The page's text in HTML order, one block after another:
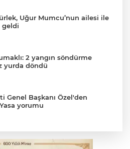
Uğur Mumcu’nun ailesi ile
geldi
2 yangın söndürme
yurda döndü
Genel Başkanı Özel'den
yorumu
altın fiyatları...